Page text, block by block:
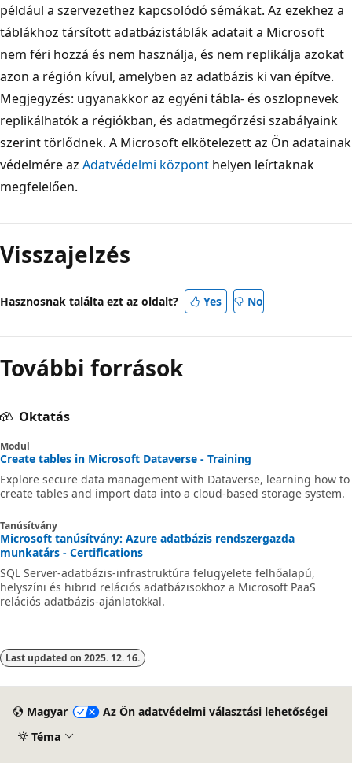
például a szervezethez kapcsolódó sémákat. Az ezekhez a
táblákhoz társított adatbázistáblák adatait a Microsoft
nem féri hozzá és nem használja, és nem replikálja azokat
azon a régión kívül, amelyben az adatbázis ki van építve.
Megjegyzés: ugyanakkor az egyéni tábla- és oszlopnevek
replikálhatók a régiókban, és adatmegőrzési szabályaink
szerint törlődnek. A Microsoft elkötelezett az Ön adatainak
védelmére az Adatvédelmi központ helyen leírtaknak
megfelelően.
Visszajelzés
Hasznosnak találta ezt az oldalt? Yes No
További források
Oktatás
Modul
Create tables in Microsoft Dataverse - Training
Explore secure data management with Dataverse, learning how to
create tables and import data into a cloud-based storage system.
Tanúsítvány
Microsoft tanúsítvány: Azure adatbázis rendszergazda
munkatárs - Certifications
SQL Server-adatbázis-infrastruktúra felügyelete felhőalapú,
helyszíni és hibrid relációs adatbázisokhoz a Microsoft PaaS
relációs adatbázis-ajánlatokkal.
Last updated on 2025. 12. 16.
Magyar
Az Ön adatvédelmi választási lehetőségei
Téma